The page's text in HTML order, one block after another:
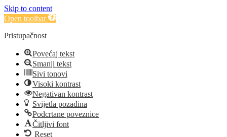
Skip to content
Open toolbar
Pristupačnost
Povećaj tekst
Smanji tekst
Sivi tonovi
Visoki kontrast
Negativan kontrast
Svijetla pozadina
Podcrtane poveznice
Čitljivi font
Reset